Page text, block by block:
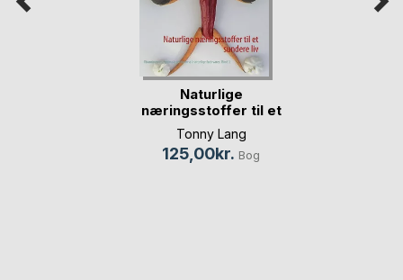
Naturlige
næringsstoffer til et
su(...)
Tonny Lang
125,00kr. Bog